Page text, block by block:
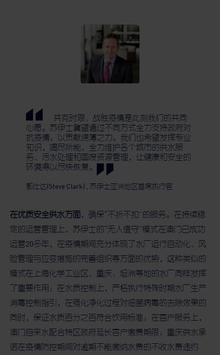
共克时艰、战胜疫情是此刻我们的共同
心愿。苏伊士冀望通过不同方式全力支持政府对
抗疫情，以贡献绵薄之力。我们也希望发挥专业
知识，竭尽所能，全力维护各个城市的供水服
务、污水处理和固废资源管理，让健康和安全的
环境得以尽快恢复。
郭仕达(Steve Clark) 苏伊士亚洲地区首席执行官
在优质安全供水方面，确保“不折不扣”的服务。在持续稳
定的运营管理上，苏伊士的“无人值守”模式在澳门已成功
运营20多年，在疫情期间充分体现了水厂运行自动化、风
险管理与应变措施的完善组织等方面的优势，这种类似的
模式在上海化学工业区、重庆、坦洲等地的水厂同样发挥
了重要作用；在水质控制上，严格执行特殊时期水厂生产
消毒控制指引，在强化净化过程对细菌病毒的去除效果的
同时，保证水质百分之百符合饮用标准；在客户服务上，
澳门自来水配合特区政府延长客户缴费期限；重庆供水承
诺在疫情防控期间对逾期不能缴纳水费的不收水费违约